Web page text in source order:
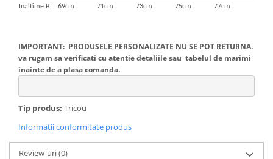
Inaltime B 69cm 71cm 73cm 75cm 77cm
IMPORTANT: PRODUSELE PERSONALIZATE NU SE POT RETURNA.
va rugam sa verificati cu atentie detaliile sau tabelul de marimi
inainte de a plasa comanda.
Tip produs: Tricou
Informatii conformitate produs
Review-uri(0)